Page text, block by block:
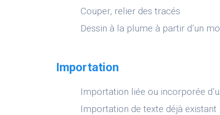
Couper, relier des tracés
Dessin à la plume à partir d’un
Importation
Importation liée ou incorporée
Importation de texte déjà existant